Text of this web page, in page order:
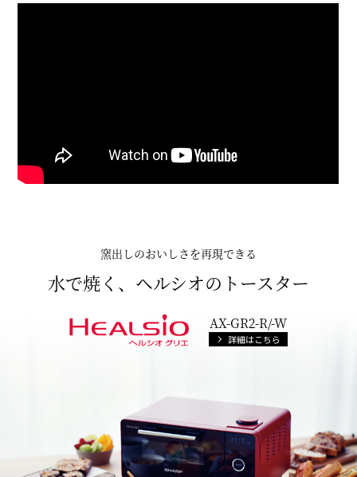
窯出しのおいしさを再現できる
水で焼く、ヘルシオのトースター
AX-GR2-R/-W
詳細はこちら